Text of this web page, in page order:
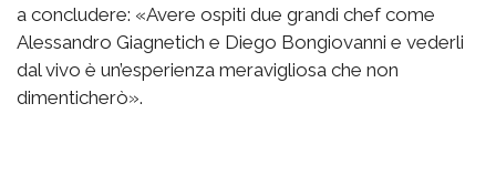
a concludere: «Avere ospiti due grandi chef come
Alessandro Giagnetich e Diego Bongiovanni e vederli
dal vivo è un’esperienza meravigliosa che non
dimenticherò».